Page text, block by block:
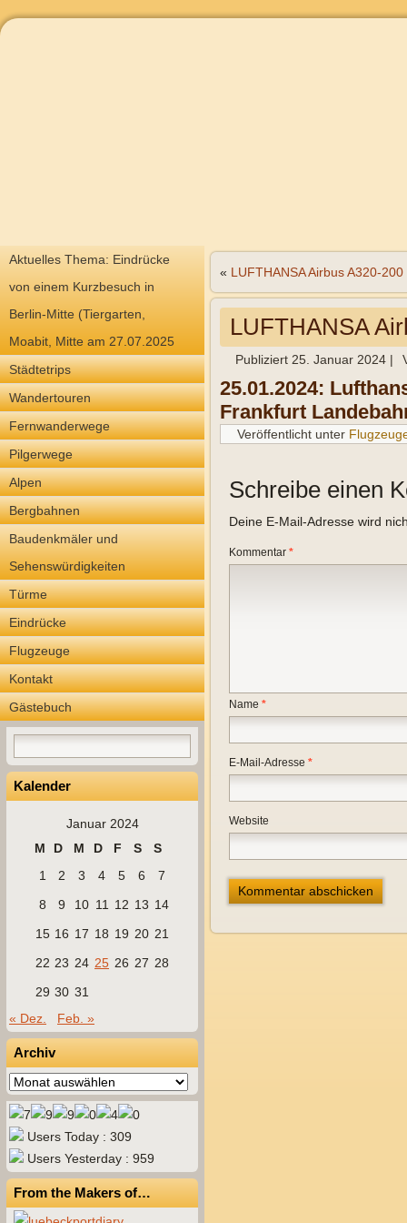
Aktuelles Thema: Eindrücke
von einem Kurzbesuch in
Berlin-Mitte (Tiergarten,
Moabit, Mitte am 27.07.2025
Städtetrips
Wandertouren
Fernwanderwege
Pilgerwege
Alpen
Bergbahnen
Baudenkmäler und
Sehenswürdigkeiten
Türme
Eindrücke
Flugzeuge
Kontakt
Gästebuch
Kalender
Januar 2024
M
D M D F S
S
1
2 3 4 5 6
7
8
9 10 11 12 13 14
15 16 17 18 19 20 21
22 23 24 25 26 27 28
29 30 31
« Dez.
Feb. »
Archiv
Archiv
Users Today : 309
Users Yesterday : 959
From the Makers of…
« LUFTHANSA Airbus A320-
LUFTHANSA
Publiziert 25. Januar 2024 |
25.01.2024:
Frankfurt
Veröffentlicht unter
Schreibe einen
Deine E-Mail-Adresse wird
Kommentar *
Name *
E-Mail-Adresse *
Website